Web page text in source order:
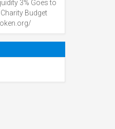
3% Goes to
Budget